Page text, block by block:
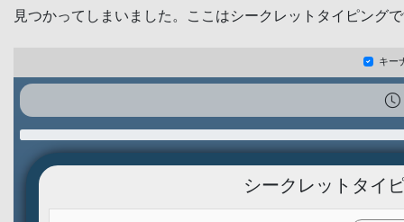
見つかってしまいました。ここはシークレットタイピング